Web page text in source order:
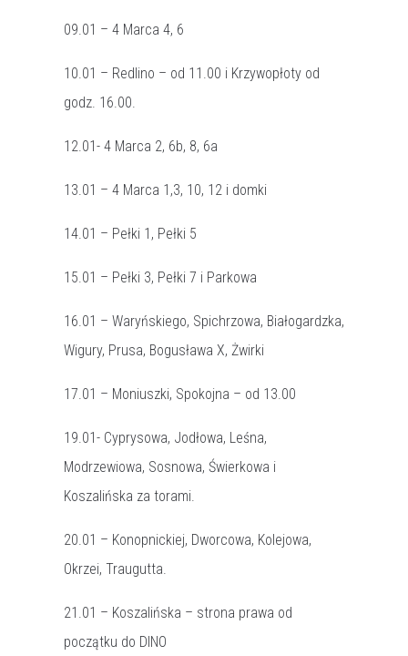
09.01 – 4 Marca 4, 6
10.01 – Redlino – od 11.00 i Krzywopłoty od
godz. 16.00.
12.01- 4 Marca 2, 6b, 8, 6a
13.01 – 4 Marca 1,3, 10, 12 i domki
14.01 – Pełki 1, Pełki 5
15.01 – Pełki 3, Pełki 7 i Parkowa
16.01 – Waryńskiego, Spichrzowa, Białogardzka,
Wigury, Prusa, Bogusława X, Żwirki
17.01 – Moniuszki, Spokojna – od 13.00
19.01- Cyprysowa, Jodłowa, Leśna,
Modrzewiowa, Sosnowa, Świerkowa i
Koszalińska za torami.
20.01 – Konopnickiej, Dworcowa, Kolejowa,
Okrzei, Traugutta.
21.01 – Koszalińska – strona prawa od
początku do DINO